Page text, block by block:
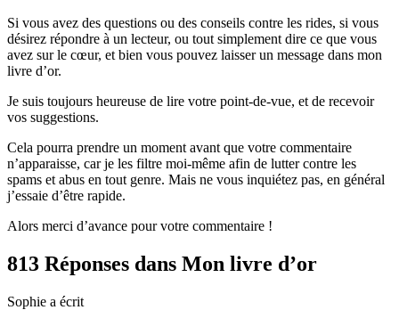
Si vous avez des questions ou des conseils contre les rides, si vous
désirez répondre à un lecteur, ou tout simplement dire ce que vous
avez sur le cœur, et bien vous pouvez laisser un message dans mon
livre d’or.
Je suis toujours heureuse de lire votre point-de-vue, et de recevoir
vos suggestions.
Cela pourra prendre un moment avant que votre commentaire
n’apparaisse, car je les filtre moi-même afin de lutter contre les
spams et abus en tout genre. Mais ne vous inquiétez pas, en général
j’essaie d’être rapide.
Alors merci d’avance pour votre commentaire !
813 Réponses dans Mon livre d’or
Sophie a écrit